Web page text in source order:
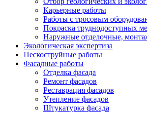
Карьерные работы
Работы с тросовым
Покраска труднодоступных
Наружные отделочные,
Экологическая экспертиза
Пескоструйные работы
Фасадные работы
Отделка фасада
Ремонт фасадов
Реставрация фасадов
Утепление фасадов
Штукатурка фасада